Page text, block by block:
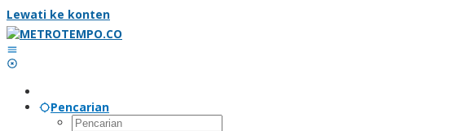
Lewati ke konten
Pencarian